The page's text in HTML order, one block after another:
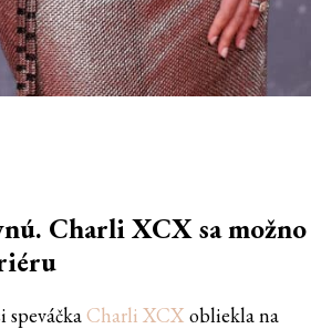
Charli XCX sa možno
speváčkaCharli XCX obliekla na